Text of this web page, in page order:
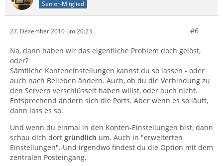
Senior-Mitglied
27. Dezember 2010 um 20:23 #6
Na, dann haben wir das eigentliche Problem doch gelöst,
oder?
Sämtliche Konteneinstellungen kannst du so lassen - oder
auch nach Belieben ändern. Auch, ob du die Verbindung zu
den Servern verschlüsselt haben willst, oder auch nicht.
Entsprechend ändern sich die Ports. Aber wenn es so läuft,
dann lass es so.
Und wenn du einmal in den Konten-Einstellungen bist, dann
schau dich dort gründlich um. Auch in "erweiterten
Einstellungen". Und irgendwo findest du die Option mit dem
zentralen Posteingang.